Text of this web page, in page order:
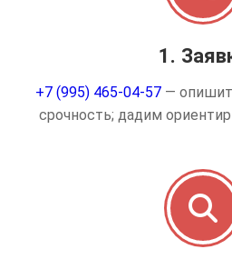
1.
+7 (995) 465-04-57—
срочность; дадим